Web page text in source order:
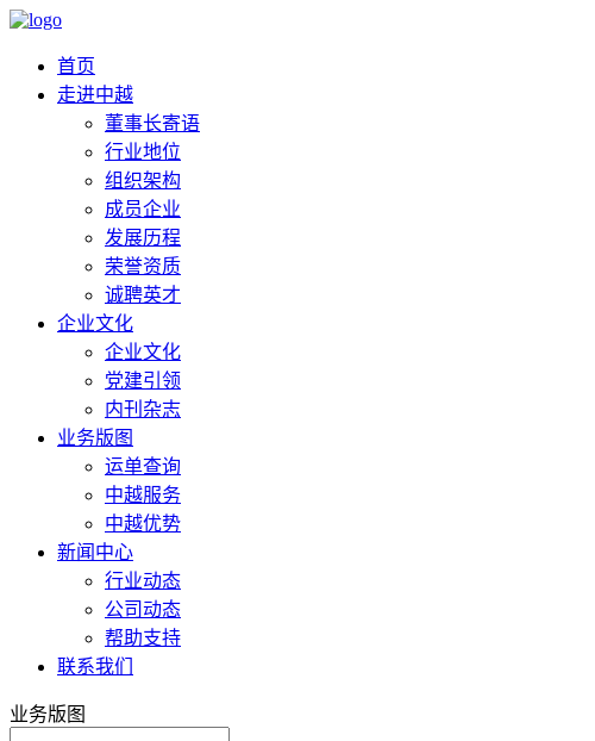
首页
走进中越
董事长寄语
行业地位
组织架构
成员企业
发展历程
荣誉资质
诚聘英才
企业文化
企业文化
党建引领
内刊杂志
业务版图
运单查询
中越服务
中越优势
新闻中心
行业动态
公司动态
帮助支持
联系我们
业务版图